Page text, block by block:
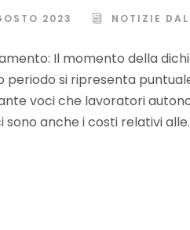
2023 NOTIZIE
Il momento della
periodo si ripresenta
voci che lavoratori
anche i costi relativi